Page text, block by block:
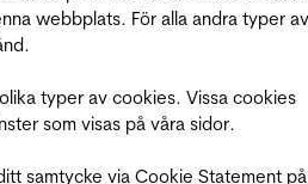
webbplats. För alla andra typer av
typer av cookies. Vissa cookies
som visas på våra sidor.
samtycke via Cookie Statement